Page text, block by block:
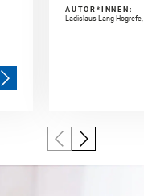
AUTOR*INNEN:
Ladislaus Lang-